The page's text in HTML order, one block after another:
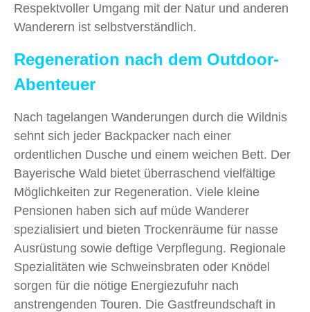
Respektvoller Umgang mit der Natur und anderen
Wanderern ist selbstverständlich.
Regeneration nach dem Outdoor-
Abenteuer
Nach tagelangen Wanderungen durch die Wildnis
sehnt sich jeder Backpacker nach einer
ordentlichen Dusche und einem weichen Bett. Der
Bayerische Wald bietet überraschend vielfältige
Möglichkeiten zur Regeneration. Viele kleine
Pensionen haben sich auf müde Wanderer
spezialisiert und bieten Trockenräume für nasse
Ausrüstung sowie deftige Verpflegung. Regionale
Spezialitäten wie Schweinsbraten oder Knödel
sorgen für die nötige Energiezufuhr nach
anstrengenden Touren. Die Gastfreundschaft in